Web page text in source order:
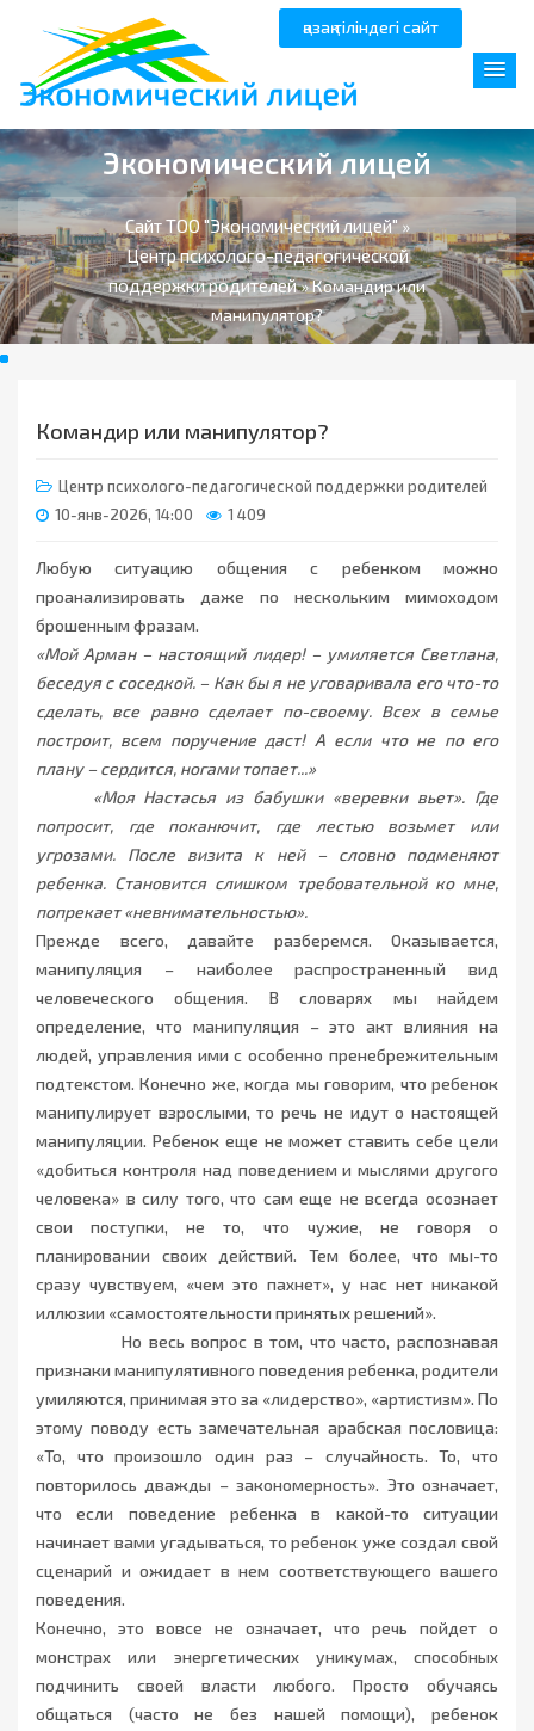
қазақ тіліндегі сайт
Экономический лицей
Сайт ТОО "Экономический лицей"»
Центр психолого-педагогической
поддержки родителей» Командир или
манипулятор?
Командир или манипулятор?
Центр психолого-педагогической поддержки родителей
10-янв-2026, 14:00
1 409
Любую ситуацию общения с ребенком можно
проанализировать даже по нескольким мимоходом
брошенным фразам.
«Мой Арман – настоящий лидер! – умиляется Светлана,
беседуя с соседкой. – Как бы я не уговаривала его что-то
сделать, все равно сделает по-своему. Всех в семье
построит, всем поручение даст! А если что не по его
плану – сердится, ногами топает...»
«Моя Настасья из бабушки «веревки вьет». Где
попросит, где поканючит, где лестью возьмет или
угрозами. После визита к ней – словно подменяют
ребенка. Становится слишком требовательной ко мне,
попрекает «невнимательностью».
Прежде всего, давайте разберемся. Оказывается,
манипуляция – наиболее распространенный вид
человеческого общения. В словарях мы найдем
определение, что манипуляция – это акт влияния на
людей, управления ими с особенно пренебрежительным
подтекстом. Конечно же, когда мы говорим, что ребенок
манипулирует взрослыми, то речь не идут о настоящей
манипуляции. Ребенок еще не может ставить себе цели
«добиться контроля над поведением и мыслями другого
человека» в силу того, что сам еще не всегда осознает
свои поступки, не то, что чужие, не говоря о
планировании своих действий. Тем более, что мы-то
сразу чувствуем, «чем это пахнет», у нас нет никакой
иллюзии «самостоятельности принятых решений».
Но весь вопрос в том, что часто, распознавая
признаки манипулятивного поведения ребенка, родители
умиляются, принимая это за «лидерство», «артистизм». По
этому поводу есть замечательная арабская пословица:
«То, что произошло один раз – случайность. То, что
повторилось дважды – закономерность». Это означает,
что если поведение ребенка в какой-то ситуации
начинает вами угадываться, то ребенок уже создал свой
сценарий и ожидает в нем соответствующего вашего
поведения.
Конечно, это вовсе не означает, что речь пойдет о
монстрах или энергетических уникумах, способных
подчинить своей власти любого. Просто обучаясь
общаться (часто не без нашей помощи), ребенок